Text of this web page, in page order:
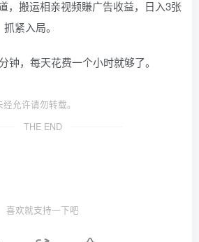
，搬运相亲视频賺广告收益，日入3张
紧入局。
钟，每天花费一个小时就够了。
允许请勿转载。
THE END
喜欢就支持一下吧